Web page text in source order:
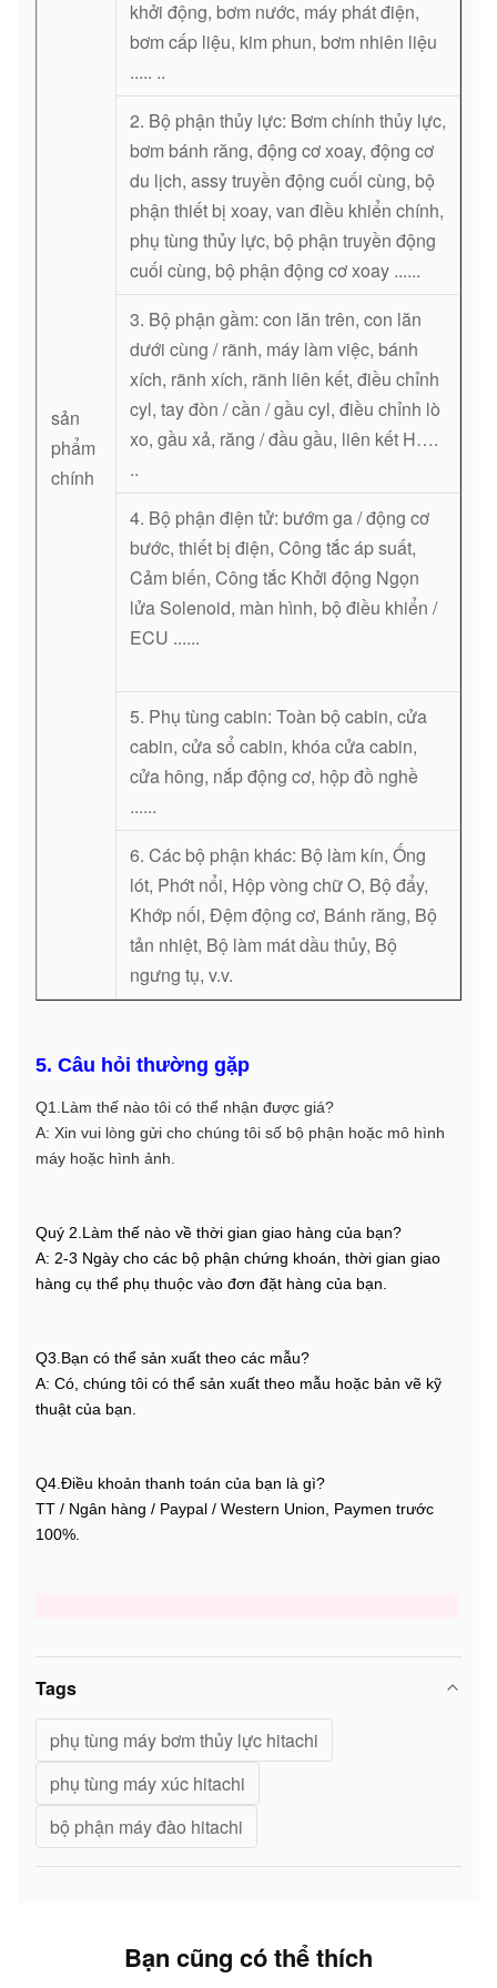
sản
phẩm
chính
khởi động, bơm nước, máy phát điện,
bơm cấp liệu, kim phun, bơm nhiên liệu
..... ..
2. Bộ phận thủy lực: Bơm chính thủy lực,
bơm bánh răng, động cơ xoay, động cơ
du lịch, assy truyền động cuối cùng, bộ
phận thiết bị xoay, van điều khiển chính,
phụ tùng thủy lực, bộ phận truyền động
cuối cùng, bộ phận động cơ xoay ......
3. Bộ phận gầm: con lăn trên, con lăn
dưới cùng / rãnh, máy làm việc, bánh
xích, rãnh xích, rãnh liên kết, điều chỉnh
cyl, tay đòn / cần / gầu cyl, điều chỉnh lò
xo, gầu xả, răng / đầu gầu, liên kết H….
..
4. Bộ phận điện tử: bướm ga / động cơ
bước, thiết bị điện, Công tắc áp suất,
Cảm biến, Công tắc Khởi động Ngọn
lửa Solenoid, màn hình, bộ điều khiển /
ECU ......
5. Phụ tùng cabin: Toàn bộ cabin, cửa
cabin, cửa sổ cabin, khóa cửa cabin,
cửa hông, nắp động cơ, hộp đồ nghề
......
6. Các bộ phận khác: Bộ làm kín, Ống
lót, Phớt nổi, Hộp vòng chữ O, Bộ đẩy,
Khớp nối, Đệm động cơ, Bánh răng, Bộ
tản nhiệt, Bộ làm mát dầu thủy, Bộ
ngưng tụ, v.v.
5. Câu hỏi thường gặp
Q1.Làm thế nào tôi có thể nhận được giá?
A: Xin vui lòng gửi cho chúng tôi số bộ phận hoặc mô hình
máy hoặc hình ảnh.
Quý 2.Làm thế nào về thời gian giao hàng của bạn?
A: 2-3 Ngày cho các bộ phận chứng khoán, thời gian giao
hàng cụ thể phụ thuộc vào đơn đặt hàng của bạn.
Q3.Bạn có thể sản xuất theo các mẫu?
A: Có, chúng tôi có thể sản xuất theo mẫu hoặc bản vẽ kỹ
thuật của bạn.
Q4.Điều khoản thanh toán của bạn là gì?
TT / Ngân hàng / Paypal / Western Union, Paymen trước
100%.
Tags
phụ tùng máy bơm thủy lực hitachi
phụ tùng máy xúc hitachi
bộ phận máy đào hitachi
Bạn cũng có thể thích